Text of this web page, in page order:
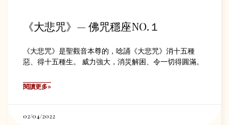
《大悲咒》— 佛咒穩座NO.１
《大悲咒》是聖觀音本尊的，唸誦《大悲咒》消十五種
惡、得十五種生。 威力強大，消災解困、令一切得圓滿。
閱讀更多»
02/04/2022